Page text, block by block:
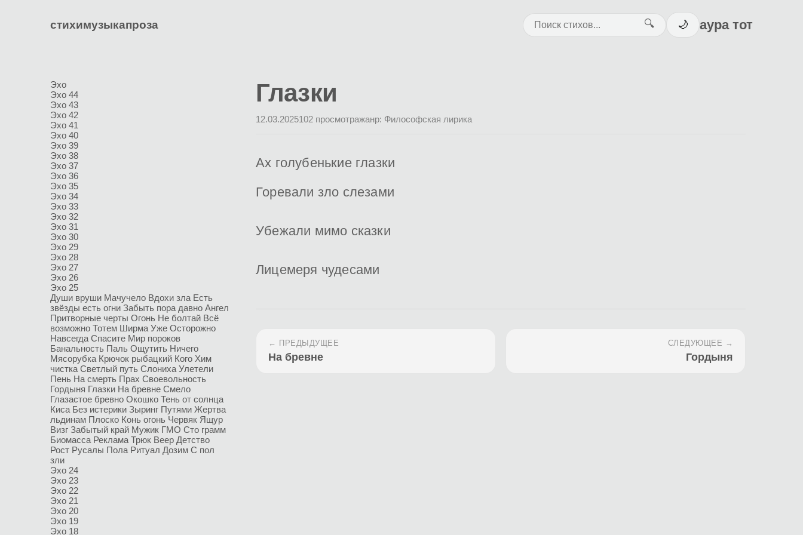
стихимузыкапроза 🔍 🌙 аура тот
Эхо
Эхо 44
Эхо 43
Эхо 42
Эхо 41
Эхо 40
Эхо 39
Эхо 38
Эхо 37
Эхо 36
Эхо 35
Эхо 34
Эхо 33
Эхо 32
Эхо 31
Эхо 30
Эхо 29
Эхо 28
Эхо 27
Эхо 26
Эхо 25
Души вруши Мачучело Вдохи зла Есть
звёзды есть огни Забыть пора давно Ангел
Притворные черты Огонь Не болтай Всё
возможно Тотем Ширма Уже Осторожно
Навсегда Спасите Мир пороков
Банальность Паль Ощутить Ничего
Мясорубка Крючок рыбацкий Кого Хим
чистка Светлый путь Слониха Улетели
Пень На смерть Прах Своевольность
Гордыня Глазки На бревне Смело
Глазастое бревно Окошко Тень от солнца
Киса Без истерики Зыринг Путями Жертва
льдинам Плоско Конь огонь Червяк Ящур
Визг Забытый край Мужик ГМО Сто грамм
Биомасса Реклама Трюк Веер Детство
Рост Русалы Пола Ритуал Дозим С пол
зли
Эхо 24
Эхо 23
Эхо 22
Эхо 21
Эхо 20
Эхо 19
Эхо 18
Глазки
12.03.2025102 просмотражанр: Философская лирика
Ах голубенькие глазки
Горевали зло слезами
Убежали мимо сказки
Лицемеря чудесами
← ПРЕДЫДУЩЕЕ
На бревне
СЛЕДУЮЩЕЕ →
Гордыня